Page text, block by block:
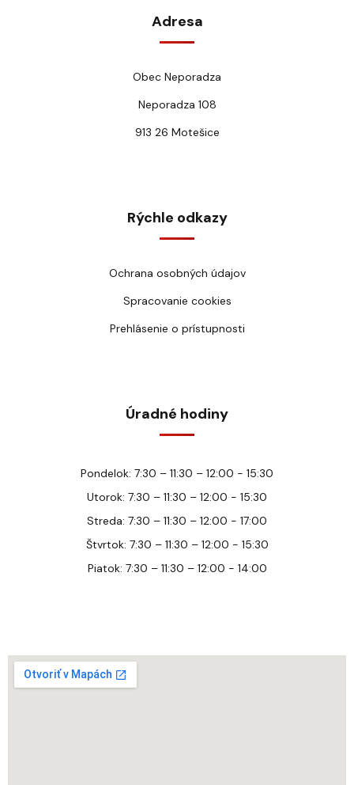
Adresa
Obec Neporadza
Neporadza 108
913 26 Motešice
Rýchle odkazy
Ochrana osobných údajov
Spracovanie cookies
Prehlásenie o prístupnosti
Úradné hodiny
Pondelok: 7:30 – 11:30 – 12:00 - 15:30
Utorok: 7:30 – 11:30 – 12:00 - 15:30
Streda: 7:30 – 11:30 – 12:00 - 17:00
Štvrtok: 7:30 – 11:30 – 12:00 - 15:30
Piatok: 7:30 – 11:30 – 12:00 - 14:00